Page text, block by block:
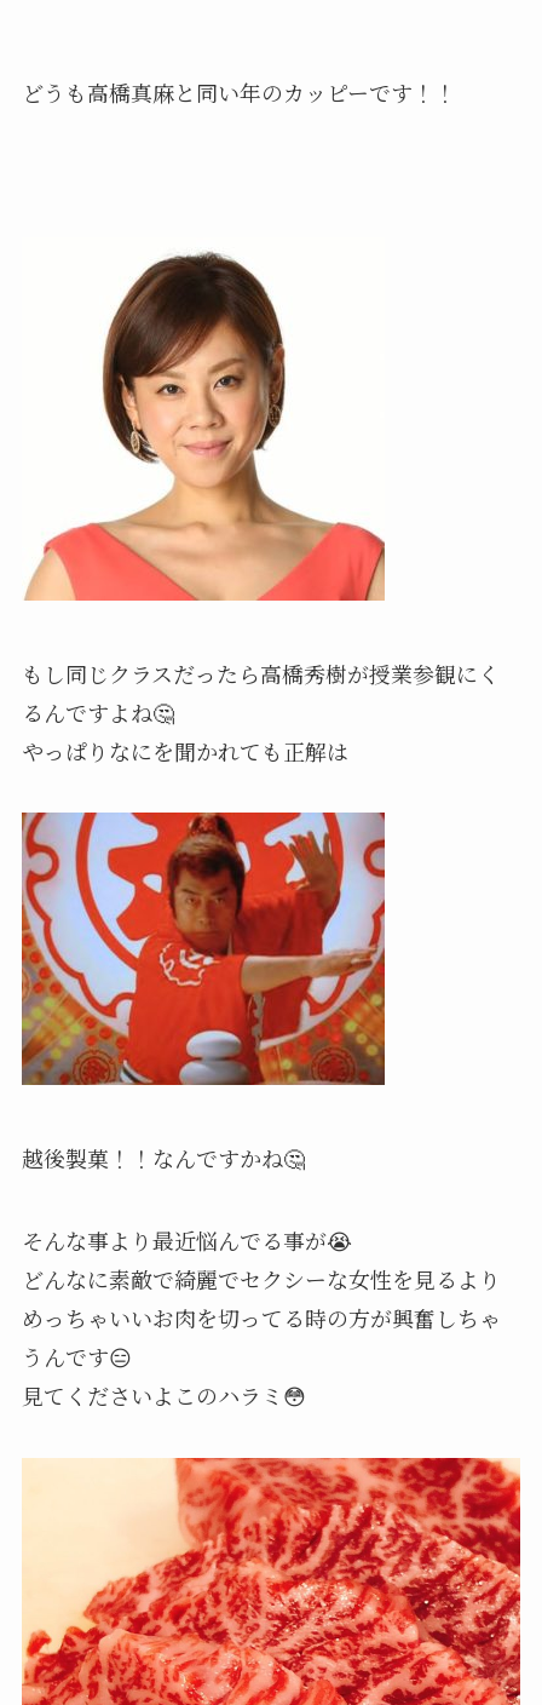
どうも高橋真麻と同い年のカッピーです！！
もし同じクラスだったら高橋秀樹が授業参観にく
るんですよね🤔
やっぱりなにを聞かれても正解は
越後製菓！！なんですかね🤔
そんな事より最近悩んでる事が😭
どんなに素敵で綺麗でセクシーな女性を見るより
めっちゃいいお肉を切ってる時の方が興奮しちゃ
うんです😑
見てくださいよこのハラミ😳